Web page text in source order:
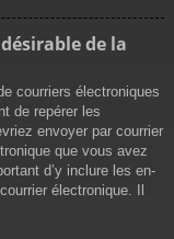
de la
courriers électroniques
de repérer les
envoyer par courrier
que vous avez
d’y inclure les en-
électronique. Il